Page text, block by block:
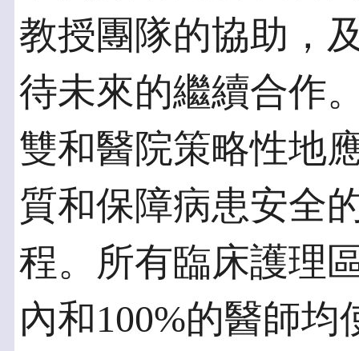
教授團隊的協助，
待未來的繼續合作
雙和醫院策略性地
質和保障病患安全
程。所有臨床護理
內和100%的醫師